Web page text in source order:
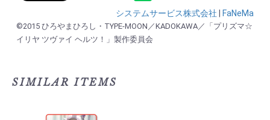
システムサービス株式会社 FaNeMa
©2015 ひろやまひろし・TYPE-MOON／KADOKAWA／「プリズマ☆
イリヤ ツヴァイ ヘルツ！」製作委員会
SIMILAR ITEMS